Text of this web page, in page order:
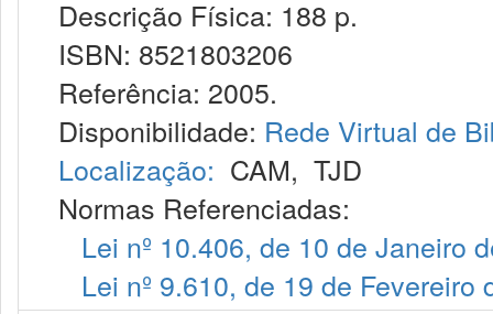
Descrição Física: 188 p.
ISBN: 8521803206
Referência: 2005.
Disponibilidade: Rede Virtual de
Localização: CAM, TJD
Normas Referenciadas:
Lei nº 10.406, de 10 de Janeiro
Lei nº 9.610, de 19 de Fevereiro